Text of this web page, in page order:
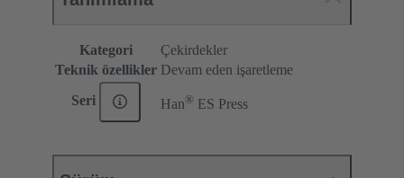
Kategori
Çekirdekler
Teknik özellikler Devam eden işaretleme
Seri Han® ES Press